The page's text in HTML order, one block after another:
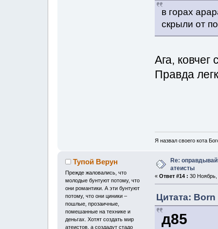
в горах
скрыли от
Ага,
Правда
Я назвал своего кота
Тупой Верун
Прежде жаловались, что
молодые бунтуют потому, что
они романтики. А эти бунтуют
потому, что они циники –
пошлые, прозаичные,
помешанные на технике и
деньгах. Хотят создать мир
атеистов, а создадут стадо
Re:
атеисты
« Ответ #14 : 30 Ноябрь,
Цитата:
д85